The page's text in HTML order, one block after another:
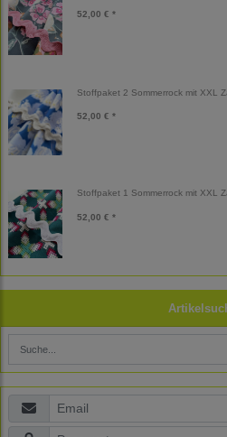
52,00 € *
Stoffpaket 2 Sommerrock mit XXL
52,00 € *
Stoffpaket 1 Sommerrock mit XXL
52,00 € *